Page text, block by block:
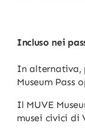
Incluso nei
In alternativa,
Museum Pass
Il MUVE
musei civici di